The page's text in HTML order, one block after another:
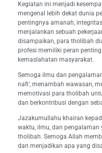
Kegiatan ini menjadi
mengenal lebih dekat dunia
pentingnya amanah,
menjalankan sebuah
disampaikan, para tholibah
profesi memiliki peran
kemaslahatan masyarakat.
Semoga ilmu dan
nafi’, menambah wawasan,
memotivasi para tholibah
dan berkontribusi dengan
Jazakumullahu khairan
waktu, ilmu, dan
tholibah. Semoga Allah
dan menjadikan apa yang